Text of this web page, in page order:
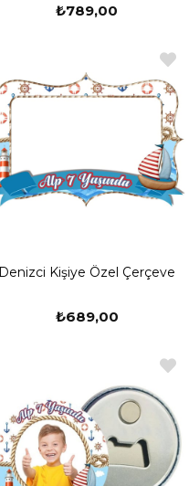
₺789,00
Denizci Kişiye Özel Çerçeve
₺689,00